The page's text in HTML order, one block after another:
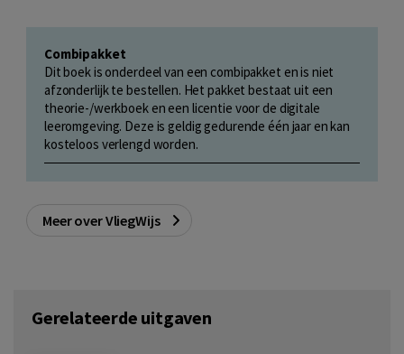
Combipakket
Dit boek is onderdeel van een combipakket en is niet
afzonderlijk te bestellen. Het pakket bestaat uit een
theorie-/werkboek en een licentie voor de digitale
leeromgeving. Deze is geldig gedurende één jaar en kan
kosteloos verlengd worden.
Meer over VliegWijs
Gerelateerde uitgaven